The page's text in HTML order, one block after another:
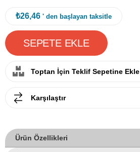
₺26,46 ' den başlayan taksitle
Toptan İçin Teklif Sepetine Ekle
Karşılaştır
Ürün Özellikleri